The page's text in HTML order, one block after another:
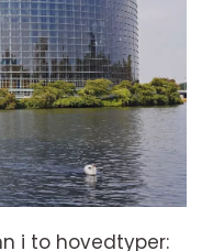
i to hovedtyper: